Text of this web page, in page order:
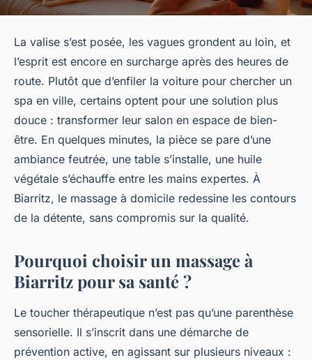
La valise s’est posée, les vagues grondent au loin, et
l’esprit est encore en surcharge après des heures de
route. Plutôt que d’enfiler la voiture pour chercher un
spa en ville, certains optent pour une solution plus
douce : transformer leur salon en espace de bien-
être. En quelques minutes, la pièce se pare d’une
ambiance feutrée, une table s’installe, une huile
végétale s’échauffe entre les mains expertes. À
Biarritz, le massage à domicile redessine les contours
de la détente, sans compromis sur la qualité.
Pourquoi choisir un massage à
Biarritz pour sa santé ?
Le toucher thérapeutique n’est pas qu’une parenthèse
sensorielle. Il s’inscrit dans une démarche de
prévention active, en agissant sur plusieurs niveaux :